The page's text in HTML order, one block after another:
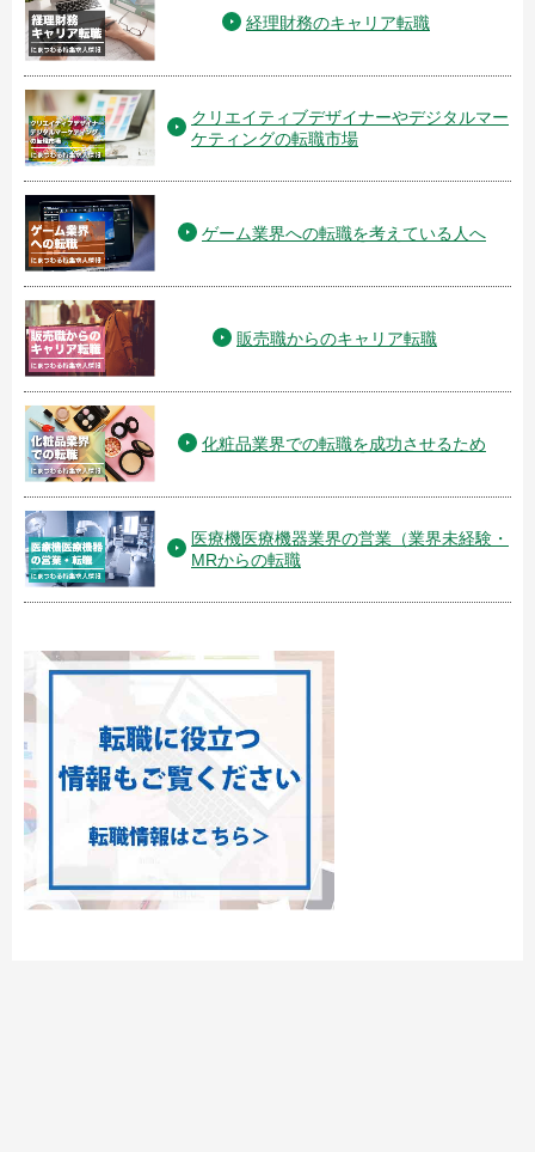
経理財務のキャリア転職
クリエイティブデザイナーやデジタルマー
ケティングの転職市場
ゲーム業界への転職を考えている人へ
販売職からのキャリア転職
化粧品業界での転職を成功させるため
医療機医療機器業界の営業（業界未経験・
MRからの転職